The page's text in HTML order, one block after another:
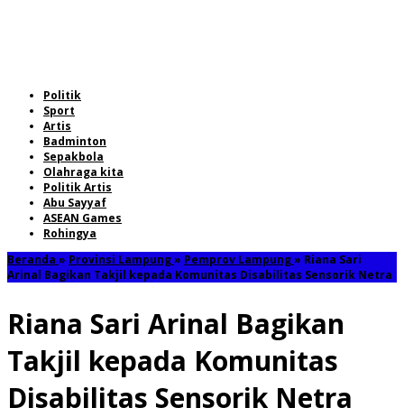
Politik
Sport
Artis
Badminton
Sepakbola
Olahraga kita
Politik Artis
Abu Sayyaf
ASEAN Games
Rohingya
Beranda » Provinsi Lampung» Pemprov Lampung» Riana Sari
Arinal Bagikan Takjil kepada Komunitas Disabilitas Sensorik Netra
Riana Sari Arinal Bagikan
Takjil kepada Komunitas
Disabilitas Sensorik Netra